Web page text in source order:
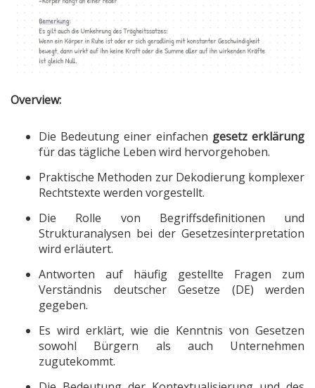
Overview:
Die Bedeutung einer einfachen gesetz erklärung
für das tägliche Leben wird hervorgehoben.
Praktische Methoden zur Dekodierung komplexer
Rechtstexte werden vorgestellt.
Die Rolle von Begriffsdefinitionen und
Strukturanalysen bei der Gesetzesinterpretation
wird erläutert.
Antworten auf häufig gestellte Fragen zum
Verständnis deutscher Gesetze (DE) werden
gegeben.
Es wird erklärt, wie die Kenntnis von Gesetzen
sowohl Bürgern als auch Unternehmen
zugutekommt.